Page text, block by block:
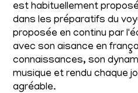
est habituellement
dans les préparatifs du
proposée en continu par
avec son aisance en
connaissances, son
musique et rendu chaque
agréable.